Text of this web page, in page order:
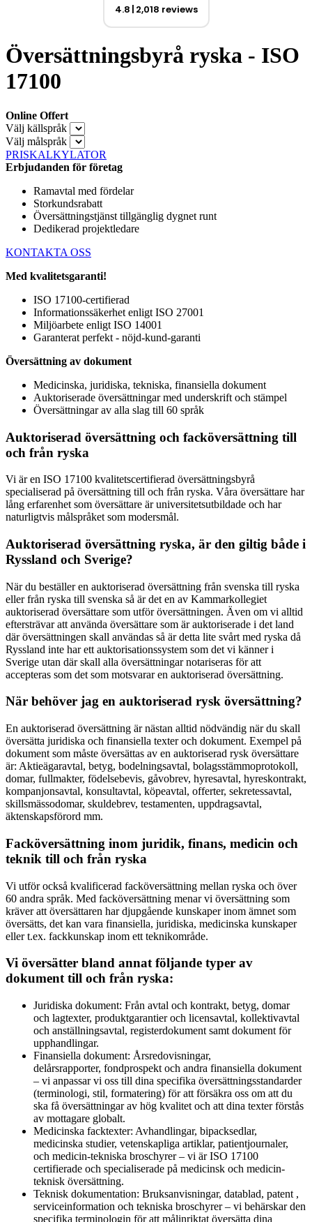
4.8 2,018 reviews
Översättningsbyrå ryska - ISO
17100
Online Offert
Välj källspråk
Välj målspråk
PRISKALKYLATOR
Erbjudanden för företag
Ramavtal med fördelar
Storkundsrabatt
Översättningstjänst tillgänglig dygnet runt
Dedikerad projektledare
KONTAKTA OSS
Med kvalitetsgaranti!
ISO 17100-certifierad
Informationssäkerhet enligt ISO 27001
Miljöarbete enligt ISO 14001
Garanterat perfekt - nöjd-kund-garanti
Översättning av dokument
Medicinska, juridiska, tekniska, finansiella dokument
Auktoriserade översättningar med underskrift och stämpel
Översättningar av alla slag till 60 språk
Auktoriserad översättning och facköversättning till
och från ryska
Vi är en ISO 17100 kvalitetscertifierad översättningsbyrå
specialiserad på översättning till och från ryska. Våra översättare har
lång erfarenhet som översättare är universitetsutbildade och har
naturligtvis målspråket som modersmål.
Auktoriserad översättning ryska, är den giltig både i
Ryssland och Sverige?
När du beställer en auktoriserad översättning från svenska till ryska
eller från ryska till svenska så är det en av Kammarkollegiet
auktoriserad översättare som utför översättningen. Även om vi alltid
eftersträvar att använda översättare som är auktoriserade i det land
där översättningen skall användas så är detta lite svårt med ryska då
Ryssland inte har ett auktorisationssystem som det vi känner i
Sverige utan där skall alla översättningar notariseras för att
accepteras som det som motsvarar en auktoriserad översättning.
När behöver jag en auktoriserad rysk översättning?
En auktoriserad översättning är nästan alltid nödvändig när du skall
översätta juridiska och finansiella texter och dokument. Exempel på
dokument som måste översättas av en auktoriserad rysk översättare
är: Aktieägaravtal, betyg, bodelningsavtal, bolagsstämmoprotokoll,
domar, fullmakter, födelsebevis, gåvobrev, hyresavtal, hyreskontrakt,
kompanjonsavtal, konsultavtal, köpeavtal, offerter, sekretessavtal,
skillsmässodomar, skuldebrev, testamenten, uppdragsavtal,
äktenskapsförord mm.
Facköversättning inom juridik, finans, medicin och
teknik till och från ryska
Vi utför också kvalificerad facköversättning mellan ryska och över
60 andra språk. Med facköversättning menar vi översättning som
kräver att översättaren har djupgående kunskaper inom ämnet som
översätts, det kan vara finansiella, juridiska, medicinska kunskaper
eller t.ex. fackkunskap inom ett teknikområde.
Vi översätter bland annat följande typer av
dokument till och från ryska:
Juridiska dokument: Från avtal och kontrakt, betyg, domar
och lagtexter, produktgarantier och licensavtal, kollektivavtal
och anställningsavtal, registerdokument samt dokument för
upphandlingar.
Finansiella dokument: Årsredovisningar,
delårsrapporter, fondprospekt och andra finansiella dokument
– vi anpassar vi oss till dina specifika översättningsstandarder
(terminologi, stil, formatering) för att försäkra oss om att du
ska få översättningar av hög kvalitet och att dina texter förstås
av mottagare globalt.
Medicinska facktexter: Avhandlingar, bipacksedlar,
medicinska studier, vetenskapliga artiklar, patientjournaler,
och medicin-tekniska broschyrer – vi är ISO 17100
certifierade och specialiserade på medicinsk och medicin-
teknisk översättning.
Teknisk dokumentation: Bruksanvisningar, datablad, patent ,
serviceinformation och tekniska broschyrer – vi behärskar den
specifika terminologin för att målinriktat översätta dina